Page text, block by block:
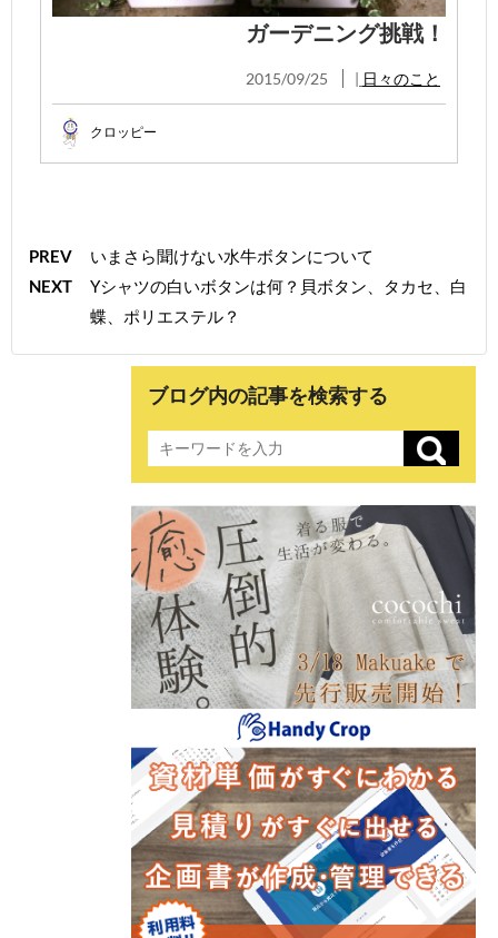
ガーデニング挑戦！
2015/09/25 | 日々のこと
クロッピー
PREV
いまさら聞けない水牛ボタンについて
NEXT
Yシャツの白いボタンは何？貝ボタン、タカセ、白
蝶、ポリエステル？
ブログ内の記事を検索する